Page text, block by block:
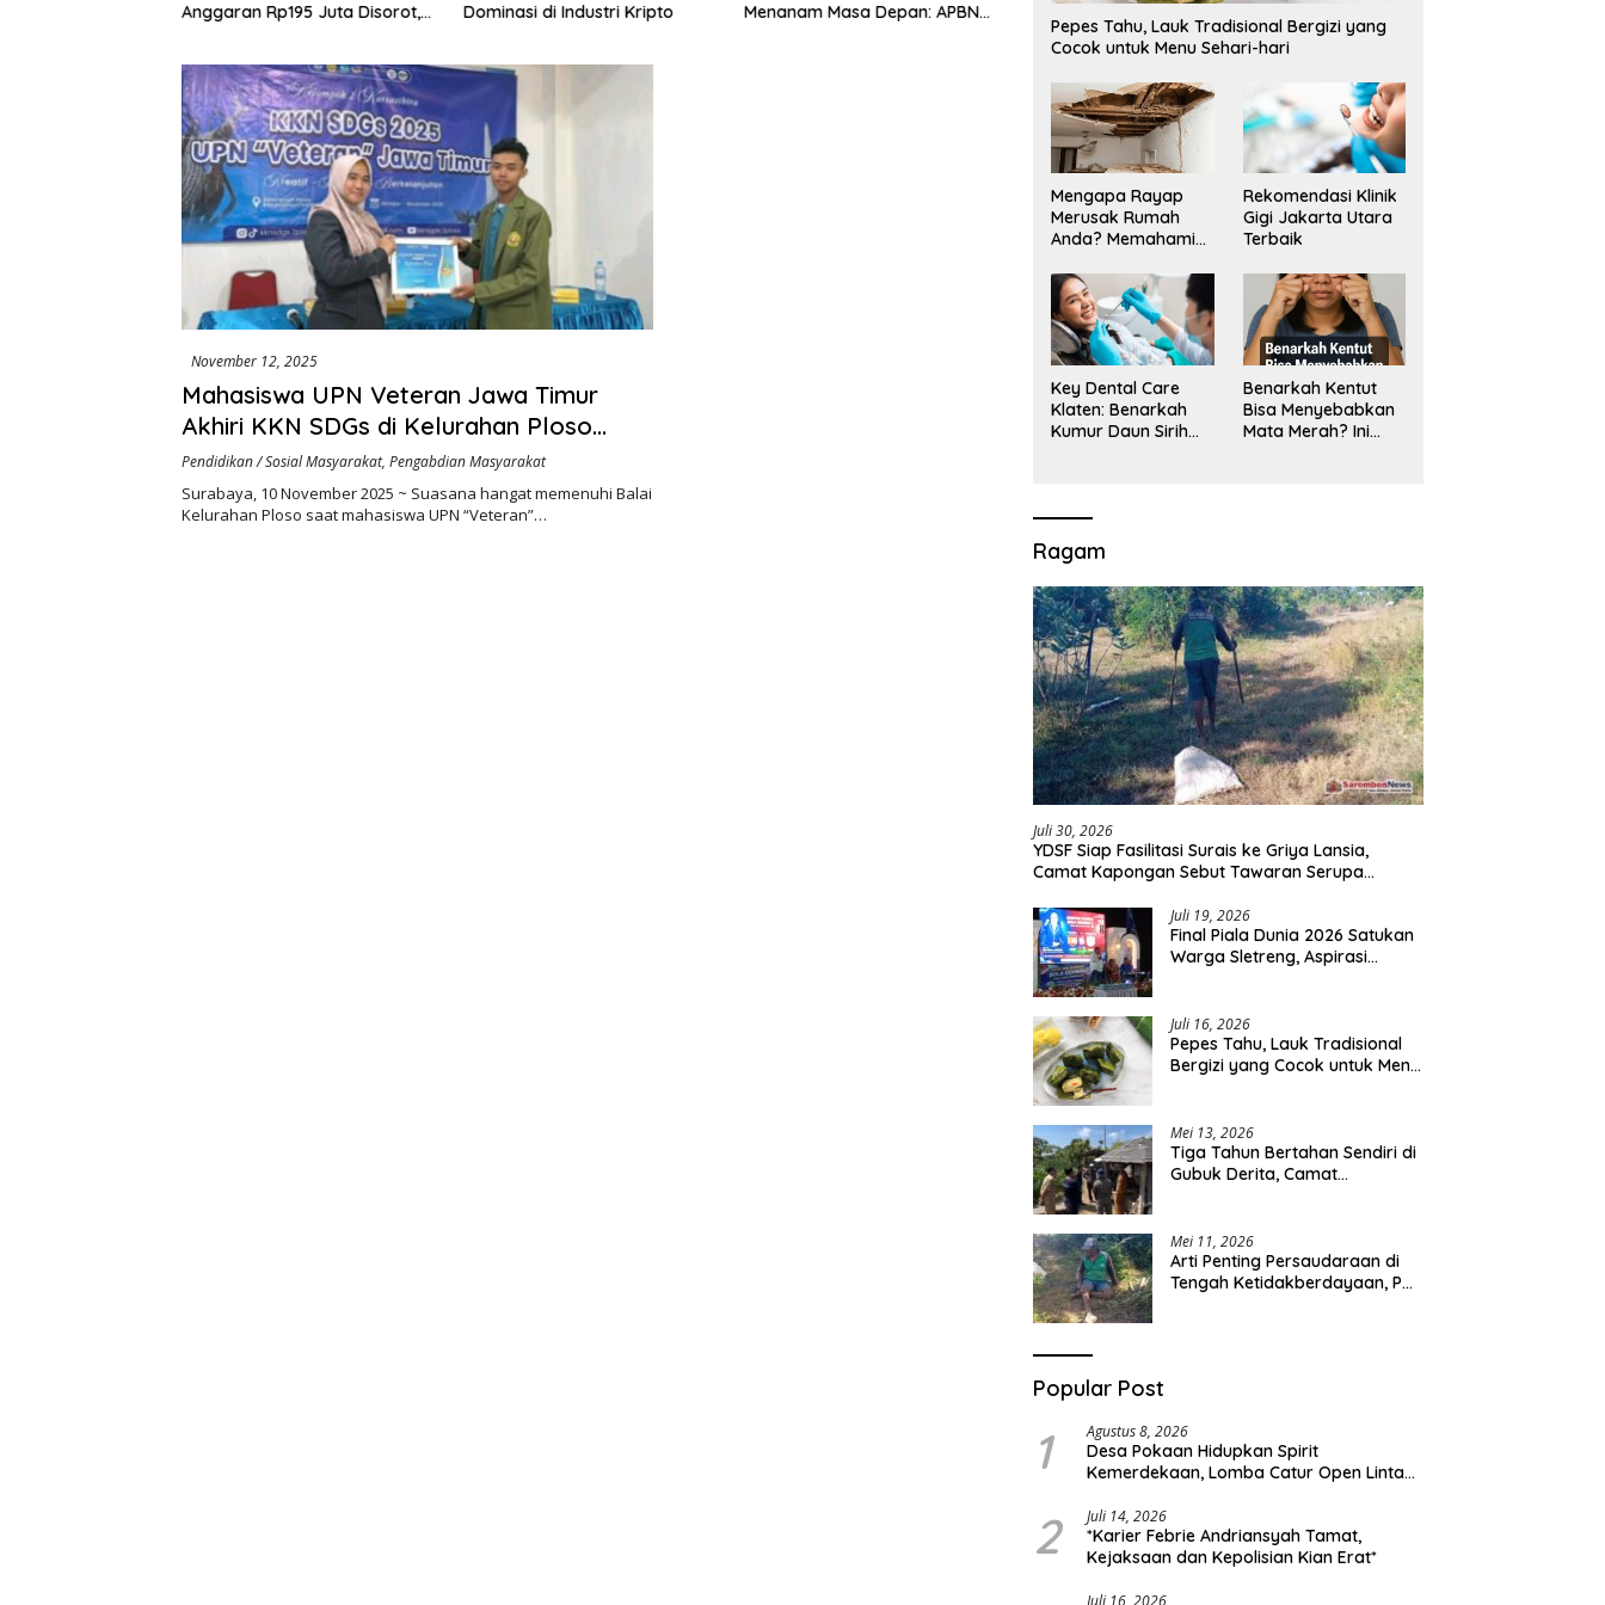
Anggaran Rp195 Juta Disorot,
Dominasi di Industri Kripto
Menanam Masa Depan: APBN
Dilaporkan LSM PAKAR ke KPK
Jawa_
November 12, 2025
Mahasiswa UPN Veteran Jawa Timur
Akhiri KKN SDGs di Kelurahan Ploso
dengan Penguatan Digital, Ekonomi, dan
Lingkungan
Pendidikan / Sosial Masyarakat, Pengabdian Masyarakat
Surabaya, 10 November 2025 ~ Suasana hangat memenuhi Balai
Kelurahan Ploso saat mahasiswa UPN “Veteran”…
Pepes Tahu, Lauk Tradisional Bergizi yang
Cocok untuk Menu Sehari-hari
Mengapa Rayap
Merusak Rumah
Anda? Memahami
Killer”
Rekomendasi Klinik
Gigi Jakarta Utara
Terbaik
Key Dental Care
Klaten: Benarkah
Kumur Daun Sirih
Klaten
Benarkah Kentut
Bisa Menyebabkan
Mata Merah? Ini
Ragam
Juli 30, 2026
YDSF Siap Fasilitasi Surais ke Griya Lansia,
Camat Kapongan Sebut Tawaran Serupa
Juli 19, 2026
Final Piala Dunia 2026 Satukan
Warga Sletreng, Aspirasi
Juli 16, 2026
Pepes Tahu, Lauk Tradisional
Bergizi yang Cocok untuk Menu
Mei 13, 2026
Tiga Tahun Bertahan Sendiri di
Gubuk Derita, Camat
Mei 11, 2026
Arti Penting Persaudaraan di
Tengah Ketidakberdayaan, Pak
Popular Post
1 Agustus 8, 2026
Desa Pokaan Hidupkan Spirit
Kemerdekaan, Lomba Catur Open Lintas
RI ke-81
2 Juli 14, 2026
*Karier Febrie Andriansyah Tamat,
Kejaksaan dan Kepolisian Kian Erat*